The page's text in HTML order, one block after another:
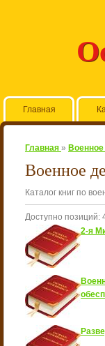
Главная
Главная »
Военное
Каталог книг по
Доступно позиций:
2-я